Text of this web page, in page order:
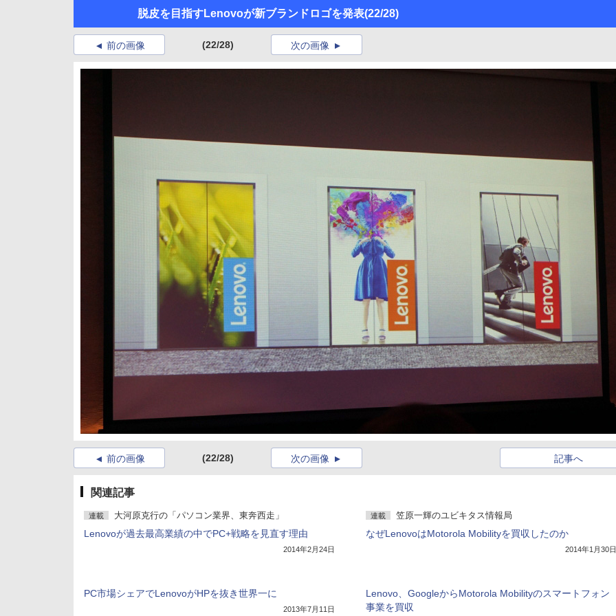
脱皮を目指すLenovoが新ブランドロゴを発表(22/28)
前の画像 (22/28) 次の画像
前の画像 (22/28) 記事へ
次の画像
関連記事
連載 大河原克行の「パソコン業界、東奔西走」
Lenovoが過去最高業績の中でPC+戦略を見直す理由
2014年2月24日
連載 笠原一輝のユビキタス情報局
なぜLenovoはMotorola Mobilityを買収したのか
2014年1月30日
PC市場シェアでLenovoがHPを抜き世界一に
2013年7月11日
Lenovo、GoogleからMotorola Mobilityのスマートフォン
事業を買収